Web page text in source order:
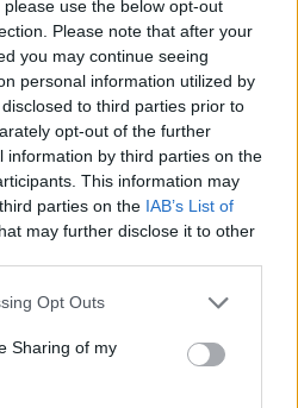
use the below opt-out
Please note that after your
you may continue seeing
personal information utilized by
to third parties prior to
opt-out of the further
information by third parties on the
This information may
parties on the IAB’s List of
may further disclose it to other
app uses one or more Google
behaviour. You may click to
and its third-party tags to
purposes in below Google
Opt Outs
Sharing of my